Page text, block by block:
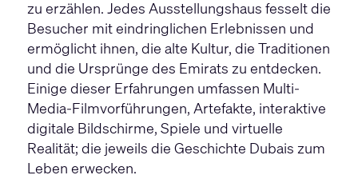
zu erzählen. Jedes Ausstellungshaus fesselt die
Besucher mit eindringlichen Erlebnissen und
ermöglicht ihnen, die alte Kultur, die Traditionen
und die Ursprünge des Emirats zu entdecken.
Einige dieser Erfahrungen umfassen Multi-
Media-Filmvorführungen, Artefakte, interaktive
digitale Bildschirme, Spiele und virtuelle
Realität; die jeweils die Geschichte Dubais zum
Leben erwecken.